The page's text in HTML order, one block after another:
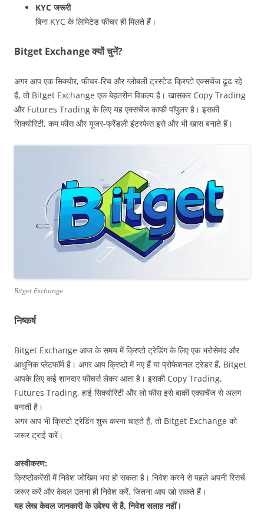
KYC जरूरी
बिना KYC के लिमिटेड फीचर ही मिलते हैं।
Bitget Exchange क्यों चुनें?
अगर आप एक सिक्योर, फीचर-रिच और ग्लोबली ट्रस्टेड क्रिप्टो एक्सचेंज ढूंढ रहे
हैं, तो Bitget Exchange एक बेहतरीन विकल्प है। खासकर Copy Trading
और Futures Trading के लिए यह एक्सचेंज काफी पॉपुलर है। इसकी
सिक्योरिटी, कम फीस और यूजर-फ्रेंडली इंटरफेस इसे और भी खास बनाते हैं।
Bitget Exchange
निष्कर्ष
Bitget Exchange आज के समय में क्रिप्टो ट्रेडिंग के लिए एक भरोसेमंद और
आधुनिक प्लेटफॉर्म है। अगर आप क्रिप्टो में नए हैं या प्रोफेशनल ट्रेडर हैं, Bitget
आपके लिए कई शानदार फीचर्स लेकर आता है। इसकी Copy Trading,
Futures Trading, हाई सिक्योरिटी और लो फीस इसे बाकी एक्सचेंज से अलग
बनाती है।
अगर आप भी क्रिप्टो ट्रेडिंग शुरू करना चाहते हैं, तो Bitget Exchange को
जरूर ट्राई करें।
अस्वीकरण:
क्रिप्टोकरेंसी में निवेश जोखिम भरा हो सकता है। निवेश करने से पहले अपनी रिसर्च
जरूर करें और केवल उतना ही निवेश करें, जितना आप खो सकते हैं।
यह लेख केवल जानकारी के उद्देश्य से है, निवेश सलाह नहीं।